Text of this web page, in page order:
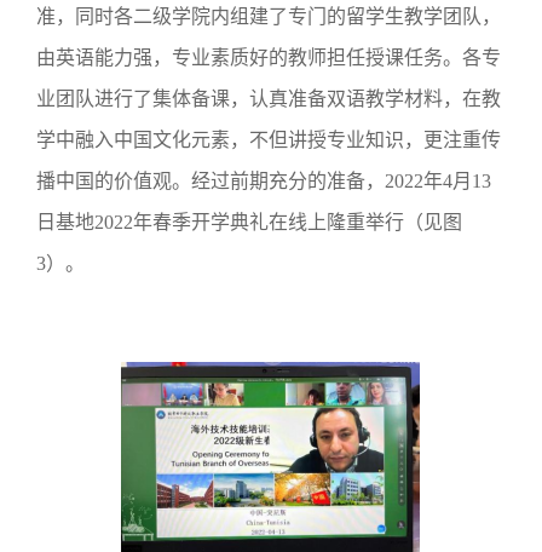
准，同时各二级学院内组建了专门的留学生教学团队，
由英语能力强，专业素质好的教师担任授课任务。各专
业团队进行了集体备课，认真准备双语教学材料，在教
学中融入中国文化元素，不但讲授专业知识，更注重传
播中国的价值观。经过前期充分的准备，2022年4月13
日基地2022年春季开学典礼在线上隆重举行（见图
3）。